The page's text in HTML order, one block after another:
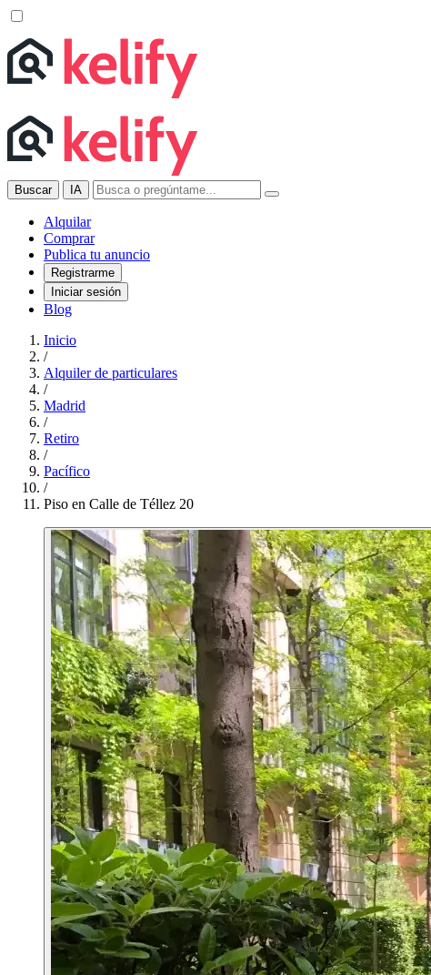
Buscar IA
Alquilar
Comprar
Publica tu anuncio
Registrarme
Iniciar sesión
Blog
Inicio
/
Alquiler de particulares
/
Madrid
/
Retiro
/
Pacífico
/
Piso en Calle de Téllez 20